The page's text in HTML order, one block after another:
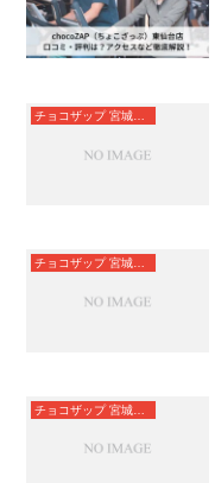
チョコザップ 宮城県仙台市
チョコザップ 宮城県仙台市
チョコザップ 宮城県仙台市